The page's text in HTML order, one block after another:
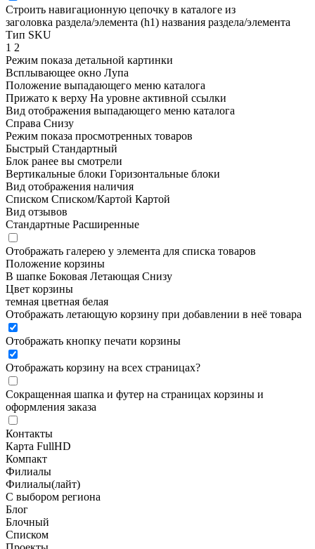
Строить навигационную цепочку в каталоге из
заголовка раздела/элемента (h1) названия раздела/элемента
Тип SKU
1 2
Режим показа детальной картинки
Всплывающее окно Лупа
Положение выпадающего меню каталога
Прижато к верху На уровне активной ссылки
Вид отображения выпадающего меню каталога
Справа Снизу
Режим показа просмотренных товаров
Быстрый Стандартный
Блок ранее вы смотрели
Вертикальные блоки Горизонтальные блоки
Вид отображения наличия
Списком Списком/Картой Картой
Вид отзывов
Стандартные Расширенные
Отображать галерею у элемента для списка товаров
Положение корзины
В шапке Боковая Летающая Снизу
Цвет корзины
темная цветная белая
Отображать летающую корзину при добавлении в неё товара
Отображать кнопку печати корзины
Отображать корзину на всех страницах?
Сокращенная шапка и футер на страницах корзины и
оформления заказа
Контакты
Карта FullHD
Компакт
Филиалы
Филиалы(лайт)
С выбором региона
Блог
Блочный
Списком